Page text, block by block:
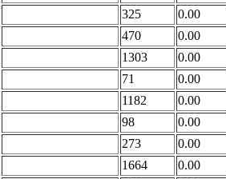
325 0.00
470 0.00
1303 0.00
71 0.00
1182 0.00
98 0.00
273 0.00
1664 0.00